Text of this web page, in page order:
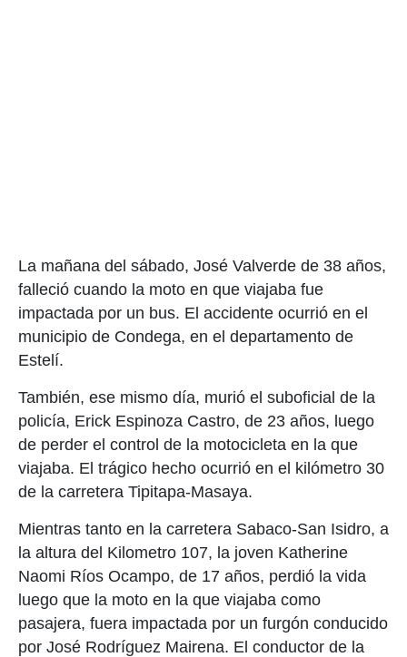
La mañana del sábado, José Valverde de 38 años,
falleció cuando la moto en que viajaba fue
impactada por un bus. El accidente ocurrió en el
municipio de Condega, en el departamento de
Estelí.
También, ese mismo día, murió el suboficial de la
policía, Erick Espinoza Castro, de 23 años, luego
de perder el control de la motocicleta en la que
viajaba. El trágico hecho ocurrió en el kilómetro 30
de la carretera Tipitapa-Masaya.
Mientras tanto en la carretera Sabaco-San Isidro, a
la altura del Kilometro 107, la joven Katherine
Naomi Ríos Ocampo, de 17 años, perdió la vida
luego que la moto en la que viajaba como
pasajera, fuera impactada por un furgón conducido
por José Rodríguez Mairena. El conductor de la